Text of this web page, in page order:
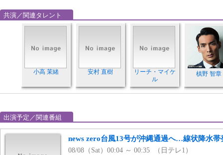
共演／関連タレント
小高 茉緒 安村 直樹
リーチ・マイケ
ル
槙野 智章
出演予定／関連番組
news zero台風13号が沖縄通過へ…線状降水帯
08/08（Sat）00:04 ～ 00:35 （日テレ1）